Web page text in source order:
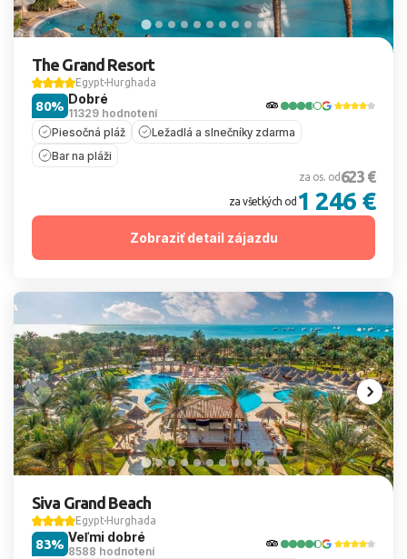
The Grand Resort
Egypt Hurghada
Dobré
11329 hodnotení
80%
Piesočná pláž
Ležadlá a slnečníky zdarma
Bar na pláži
za os. od 623 €
za všetkých od 1 246 €
Zobraziť detail zájazdu
Siva Grand Beach
Egypt Hurghada
Veľmi dobré
8588 hodnotení
83%